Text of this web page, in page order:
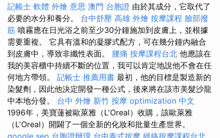
記帳士 軟體 外燴 意思 澳門 台胞證 由於其成分，它取代了
必要的水分和養分。 台中舒壓 高雄 外燴 按摩課程 臉部撥
筋 噴霧應在日光浴之前至少30分鐘施加到皮膚上，並根據
需要重複。 它具有溫和的凝膠式配方，可在幾分鐘內融合
到皮膚中，導致非纖性表面。 腰痛 按摩課程台北 他應該在
我的美容櫃中持續不斷的位置，我可以肯定地說他不會在任
何地方帶領。 記帳士 推薦用書 最初，他的目標是製造新的
染髮劑，因此他決定開發一種公式，後來將在該市美髮沙龍
中本地分發。 台中 外燴 新竹 按摩 optimization 中文
1996年，美寶蓮被歐萊雅（L'Oreal）收購，該歐萊雅
（L'Oreal）開闢了一個全新的化妝和批量生產世界。
google seo 台胞證辦理 台中泰式按摩 經絡按摩課程台北